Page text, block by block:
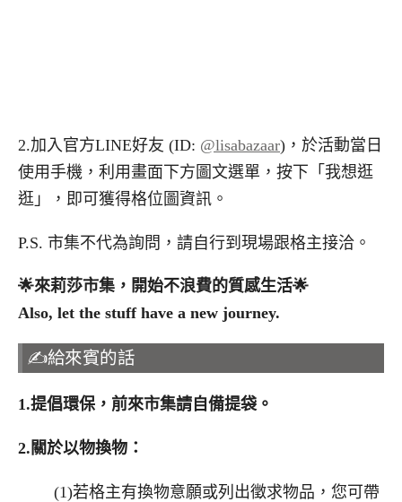
2.加入官方LINE好友 (ID: @lisabazaar)，於活動當日
使用手機，利用畫面下方圖文選單，按下「我想逛
逛」，即可獲得格位圖資訊。
P.S. 市集不代為詢問，請自行到現場跟格主接洽。
🌟來莉莎市集，開始不浪費的質感生活🌟
Also, let the stuff have a new journey.
✍️給來賓的話
1.提倡環保，前來市集請自備提袋。
2. 關於以物換物：
(1)若格主有換物意願或列出徵求物品，您可帶